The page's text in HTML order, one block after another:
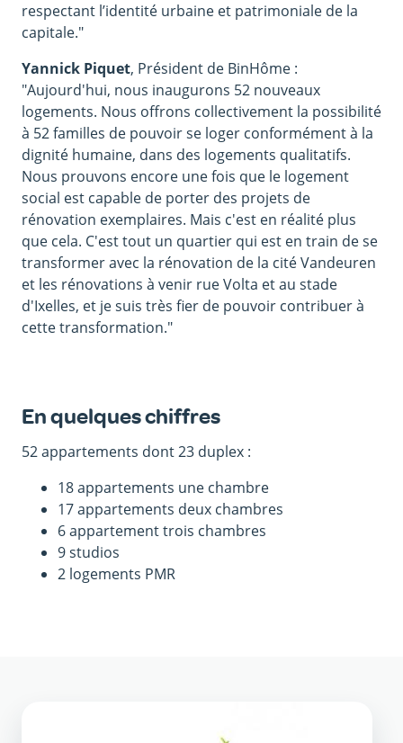
respectant l’identité urbaine et patrimoniale de la
capitale."
Yannick Piquet, Président de BinHôme :
"Aujourd'hui, nous inaugurons 52 nouveaux
logements. Nous offrons collectivement la possibilité
à 52 familles de pouvoir se loger conformément à la
dignité humaine, dans des logements qualitatifs.
Nous prouvons encore une fois que le logement
social est capable de porter des projets de
rénovation exemplaires. Mais c'est en réalité plus
que cela. C'est tout un quartier qui est en train de se
transformer avec la rénovation de la cité Vandeuren
et les rénovations à venir rue Volta et au stade
d'Ixelles, et je suis très fier de pouvoir contribuer à
cette transformation."
En quelques chiffres
52 appartements dont 23 duplex :
18 appartements une chambre
17 appartements deux chambres
6 appartement trois chambres
9 studios
2 logements PMR